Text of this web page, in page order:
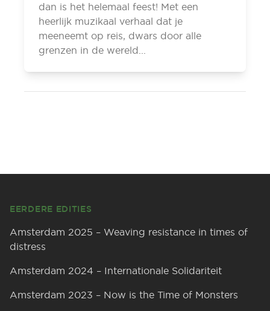
dan is het helemaal feest! Met een
heerlijk muzikaal verhaal dat je
meeneemt op reis, dwars door alle
grenzen in de wereld...
EERDERE EDITIES
Amsterdam 2025 – Weaving resistance in times of
distress
Amsterdam 2024 – Internationale Solidariteit
Amsterdam 2023 – Now is the Time of Monsters